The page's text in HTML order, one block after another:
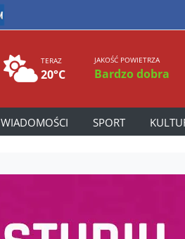
TERAZ
20°C
JAKOŚĆ POWIETRZA
Bardzo dobra
WIADOMOŚCI SPORT